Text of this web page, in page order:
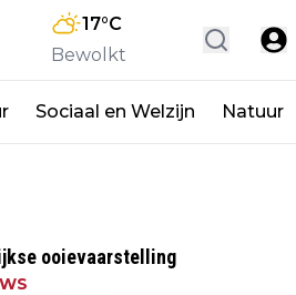
17°C
Bewolkt
Sociaal en Welzijn Natuur
ooievaarstelling